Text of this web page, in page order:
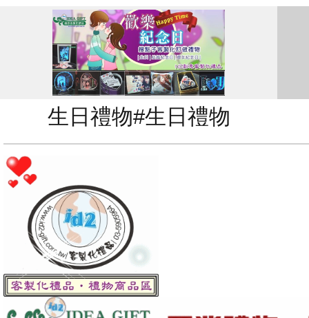
生日禮物#生日禮物